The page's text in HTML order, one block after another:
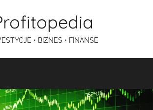
• BIZNES • FINANSE